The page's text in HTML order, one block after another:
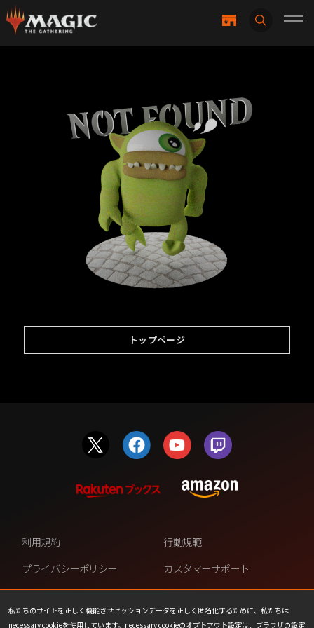
トップページ
私たちのサイトを正しく機能させセッションデータを正しく匿名化するために、私たちは
necessary cookieを使用しています。necessary cookieのオプトアウト設定は、ブラウザの設定
利用規約
行動規範
プライバシーポリシー
カスタマーサポート
ファンコンテンツ・ポリシー
個人情報の販売や共有を許可し
ない